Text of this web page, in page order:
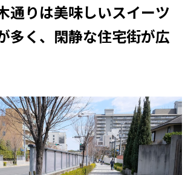
通りは美味しいスイーツ
多く、閑静な住宅街が広